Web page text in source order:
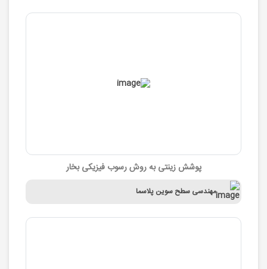
پوشش زینتی به روش رسوب فیزیکی بخار
مهندسی سطح سوین پلاسما